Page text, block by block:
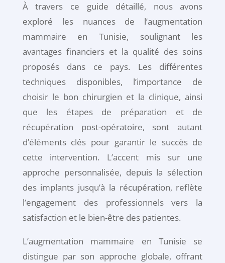
À travers ce guide détaillé, nous avons
exploré les nuances de l’augmentation
mammaire en Tunisie, soulignant les
avantages financiers et la qualité des soins
proposés dans ce pays. Les différentes
techniques disponibles, l’importance de
choisir le bon chirurgien et la clinique, ainsi
que les étapes de préparation et de
récupération post-opératoire, sont autant
d’éléments clés pour garantir le succès de
cette intervention. L’accent mis sur une
approche personnalisée, depuis la sélection
des implants jusqu’à la récupération, reflète
l’engagement des professionnels vers la
satisfaction et le bien-être des patientes.
L’augmentation mammaire en Tunisie se
distingue par son approche globale, offrant